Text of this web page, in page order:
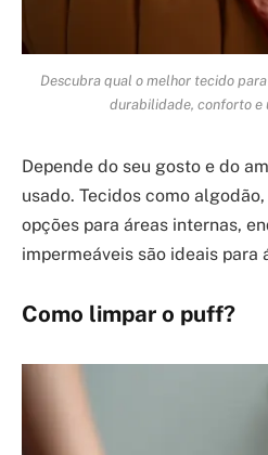
Descubra qual o melhor tecido
durabilidade, conforto e
Depende do seu gosto e do
usado. Tecidos como
opções para áreas internas,
impermeáveis são ideais para
Como limpar o puff?